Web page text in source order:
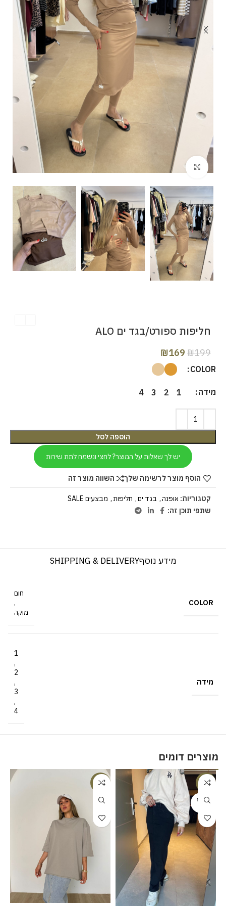
Click to enlarge
חליפות ספורט/בגד ים ALO
₪199
₪169
COLOR
מידה 1
2
3
4
הוספה לסל
יש לך שאלות על המוצר? לחצי ונשמח לתת שירות
הוסף מוצר לרשימה שלך השווה מוצר זה
קטגוריות: אופנה, בגד ים, חליפות, מבצעים SALE
שתפי תוכן זה:
מידע נוסףSHIPPING & DELIVERY
COLOR
חום
,
מוקה
מידה
1
,
2
,
3
,
4
מוצרים דומים
-38%
SOLD
OUT
-18%